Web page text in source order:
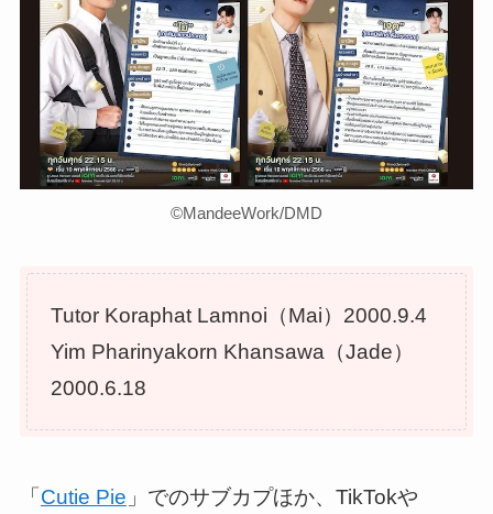
©︎MandeeWork/DMD
Tutor Koraphat Lamnoi（Mai）2000.9.4
Yim Pharinyakorn Khansawa（Jade）
2000.6.18
「 Cutie Pie 」でのサブカプほか、TikTokや